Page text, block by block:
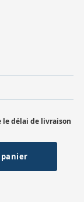
le délai de livraison